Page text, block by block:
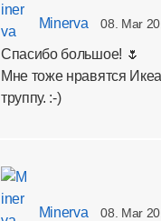
Minerva 08. Mar
Спасибо большое! 🌷
Мне тоже нравятся
труппу. :-)
Minerva 08. Mar